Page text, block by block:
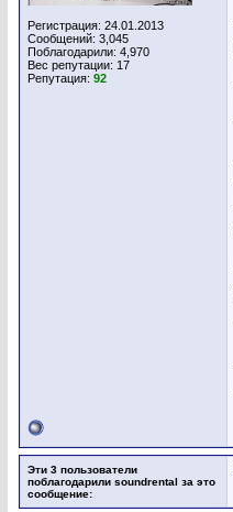
Регистрация: 24.01.2013
Сообщений: 3,045
Поблагодарили: 4,970
Вес репутации: 17
Репутация: 92
Эти 3 пользователи
поблагодарили soundrental за это
сообщение: